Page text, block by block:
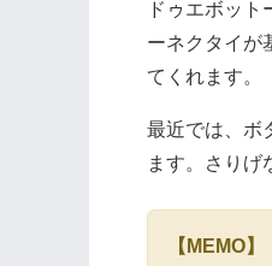
ドゥエボッ
ーネクタイが
てくれます。
最近では、ボ
ます。さりげ
【MEMO】